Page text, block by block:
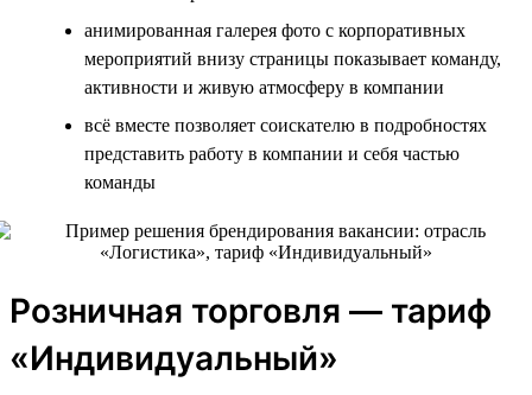
анимированная галерея фото с корпоративных
мероприятий внизу страницы показывает команду,
активности и живую атмосферу в компании
всё вместе позволяет соискателю в подробностях
представить работу в компании и себя частью
команды
Розничная торговля — тариф
«Индивидуальный»